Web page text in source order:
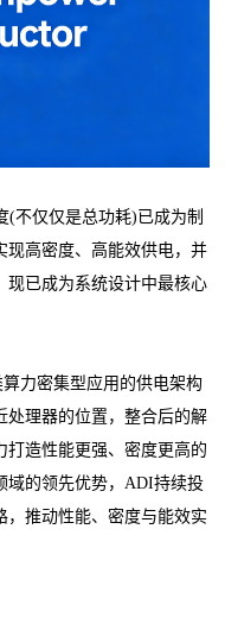
仅仅是总功耗)已成为制
现高密度、高能效供电，并
现已成为系统设计中最核心
力密集型应用的供电架构
处理器的位置，整合后的解
打造性能更强、密度更高的
域的领先优势，ADI持续投
，推动性能、密度与能效实